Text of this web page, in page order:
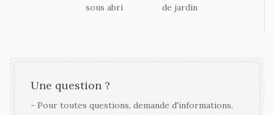
sous abri
de jardin
Une question ?
- Pour toutes questions, demande d'informations,